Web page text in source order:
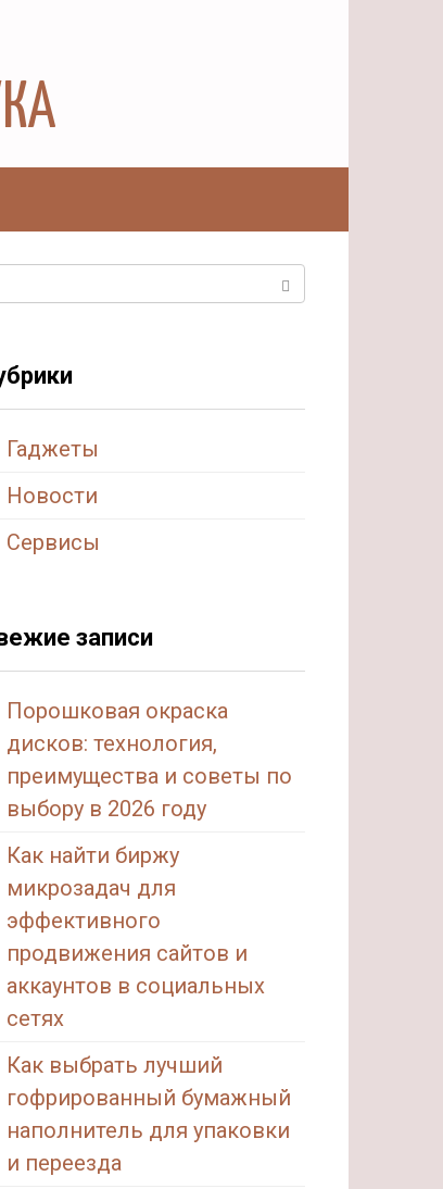
Гаджеты
Новости
Сервисы
записи
Порошковая окраска
дисков: технология,
преимущества и советы по
выбору в 2026 году
Как найти биржу
микрозадач для
эффективного
продвижения сайтов и
аккаунтов в социальных
сетях
Как выбрать лучший
гофрированный бумажный
наполнитель для упаковки
и переезда